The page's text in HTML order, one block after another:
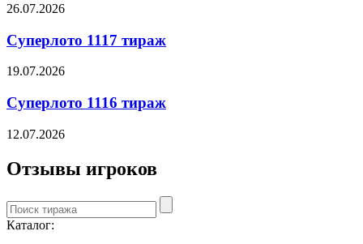
26.07.2026
Суперлото 1117 тираж
19.07.2026
Суперлото 1116 тираж
12.07.2026
Отзывы игроков
Каталог: